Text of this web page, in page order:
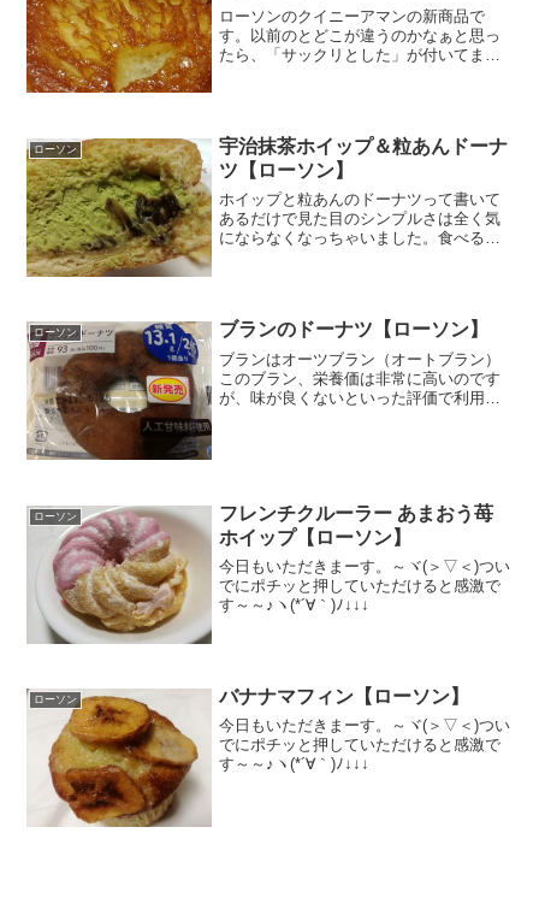
ローソンのクイニーアマンの新商品で
す。以前のとどこが違うのかなぁと思っ
たら、「サックリとした」が付いてまし
質もそこそこ。脂質が多め、...
ローソン
宇治抹茶ホイップ＆粒あんドーナ
ツ【ローソン】
ホイップと粒あんのドーナツって書いて
あるだけで見た目のシンプルさは全く気
にならなくなっちゃいました。食べるま
ズで300キロカロリ...
ローソン ブランのドーナツ【ローソン】
ブランはオーツブラン（オートブラン）
このブラン、栄養価は非常に高いのです
が、味が良くないといった評価で利用さ
ローソン
フレンチクルーラー あまおう苺
ホイップ【ローソン】
今日もいただきまーす。～ヾ(＞▽＜)つい
でにポチッと押していただけると感激で
す～～♪ヽ(*´∀｀)ﾉ↓↓↓
ローソン バナナマフィン【ローソン】
今日もいただきまーす。～ヾ(＞▽＜)つい
でにポチッと押していただけると感激で
す～～♪ヽ(*´∀｀)ﾉ↓↓↓